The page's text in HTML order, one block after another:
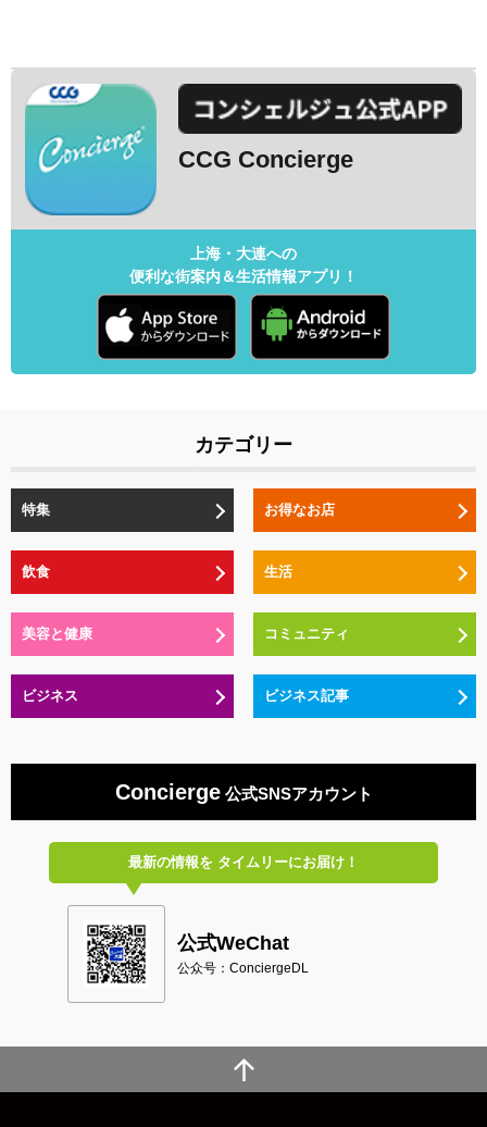
CCG Concierge
上海・大連への
便利な街案内＆生活情報アプリ！
カテゴリー
特集 お得なお店
飲食 生活
美容と健康 コミュニティ
ビジネス ビジネス記事
Concierge公式SNSアカウント
最新の情報をタイムリーにお届け！
公式WeChat
公众号：ConciergeDL